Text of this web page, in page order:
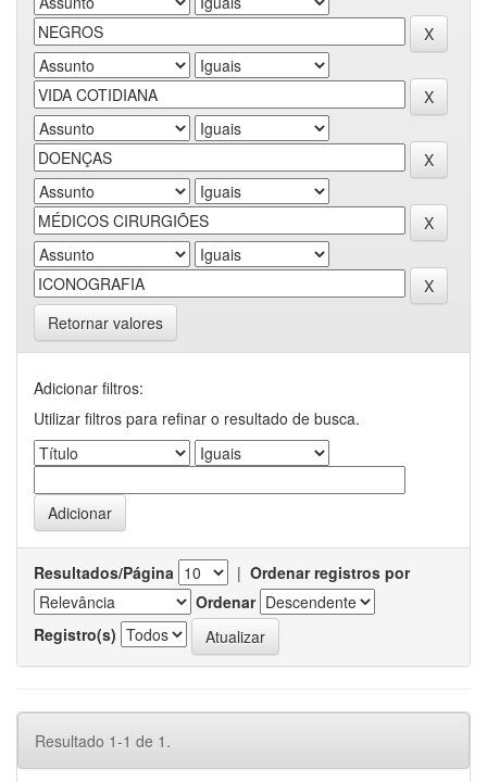
Retornar valores
Adicionar filtros:
Utilizar filtros para refinar o resultado de busca.
Resultados/Página | Ordenar registros por
Ordenar
Registro(s)
Resultado 1-1 de 1.